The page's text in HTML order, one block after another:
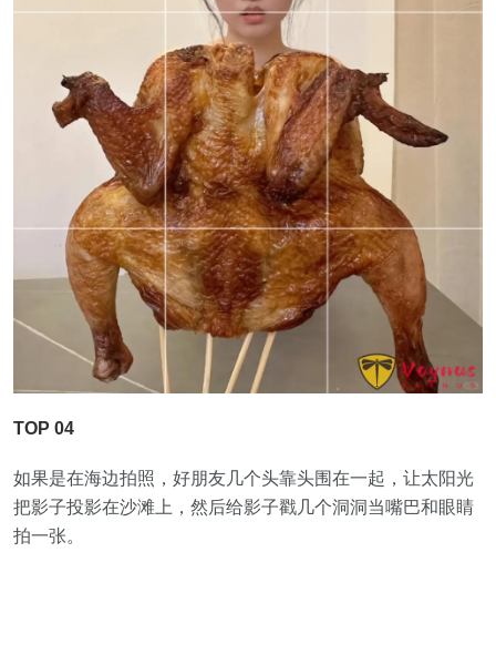
TOP 04
如果是在海边拍照，好朋友几个头靠头围在一起，让太阳光
把影子投影在沙滩上，然后给影子戳几个洞洞当嘴巴和眼睛
拍一张。